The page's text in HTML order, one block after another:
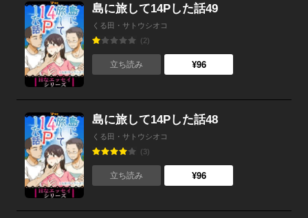
島に旅して14Pした話49
くる田・サトウシオコ
(2)
立ち読み ¥96
島に旅して14Pした話48
くる田・サトウシオコ
(3)
立ち読み ¥96